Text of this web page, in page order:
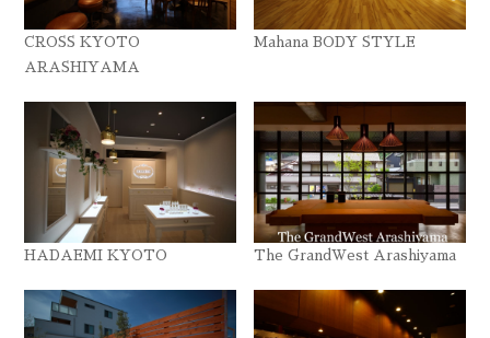
CROSS KYOTO
ARASHIYAMA
Mahana BODY STYLE
HADAEMI KYOTO The GrandWest Arashiyama